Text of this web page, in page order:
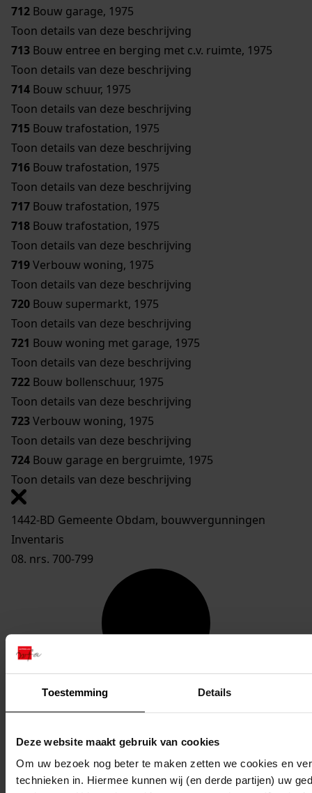
Toestemming Details
Deze website maakt gebruik van cookies
Om uw bezoek nog beter te maken zetten we cookies en
technieken in. Hiermee kunnen wij (en derde partijen) uw
712 Bouw garage, 1975
Toon details van deze beschrijving
713 Bouw entree en berging met c.v. ruimte, 1975
Toon details van deze beschrijving
714 Bouw schuur, 1975
Toon details van deze beschrijving
715 Bouw trafostation, 1975
Toon details van deze beschrijving
716 Bouw trafostation, 1975
Toon details van deze beschrijving
717 Bouw trafostation, 1975
718 Bouw trafostation, 1975
Toon details van deze beschrijving
719Verbouw woning, 1975
Toon details van deze beschrijving
720 Bouw supermarkt, 1975
Toon details van deze beschrijving
721 Bouw woning met garage, 1975
Toon details van deze beschrijving
722 Bouw bollenschuur, 1975
Toon details van deze beschrijving
723Verbouw woning, 1975
Toon details van deze beschrijving
724 Bouw garage en bergruimte, 1975
Toon details van deze beschrijving
1442-BD Gemeente Obdam, bouwvergunningen
Inventaris
08. nrs. 700-799